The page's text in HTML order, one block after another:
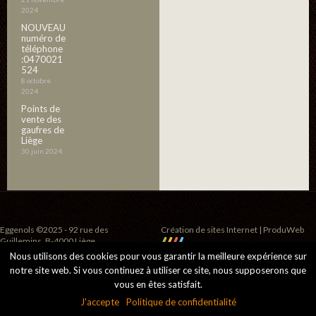
2024
NOUVEAU
numéro de
téléphone
:0470021
524
8 octobre
2024
Points de
vente des
gaufres de
Liège
30 juin 2024
Eggenols ©2025 - 92 rue des
Guillemins, B-4000 Liège
Création de sites Internet | ProduWeb
Nous utilisons des cookies pour vous garantir la meilleure expérience sur
notre site web. Si vous continuez à utiliser ce site, nous supposerons que
vous en êtes satisfait.
J'accepte
Politique de confidentialité